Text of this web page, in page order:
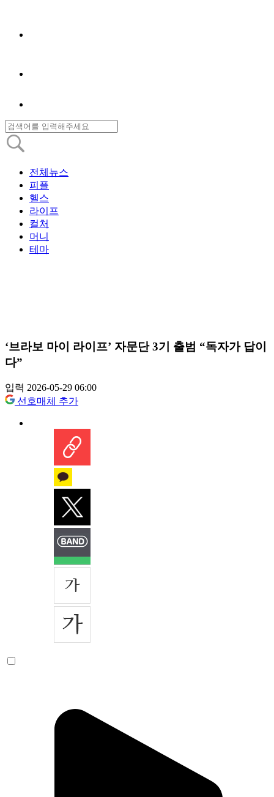
전체뉴스
피플
헬스
라이프
컬처
머니
테마
‘브라보 마이 라이프’ 자문단 3기 출범 “독자가 답이
다”
입력 2026-05-29 06:00
선호매체 추가